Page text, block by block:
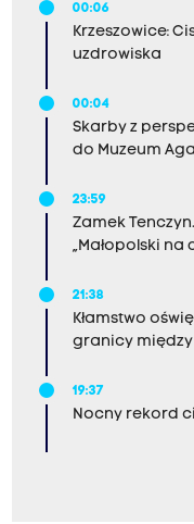
00:06
Krzeszowice:
uzdrowiska
00:04
Skarby z
do Muzeum
23:59
Zamek
„Małopolski na
21:38
Kłamstwo
granicy
19:37
Nocny rekord